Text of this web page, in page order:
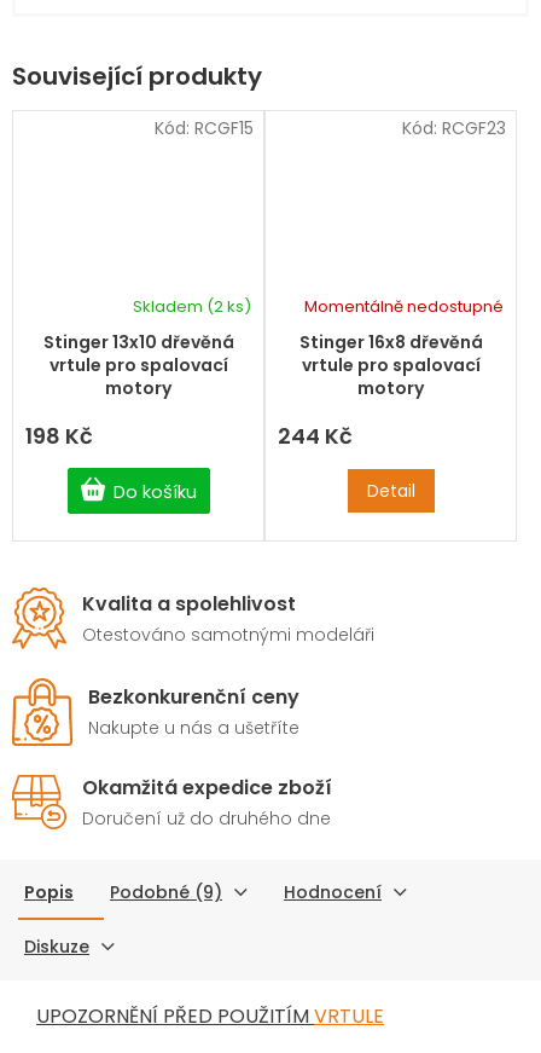
Související produkty
Stinger 13x10 dřevěná
vrtule pro spalovací
motory
Skladem (2 ks)
198 Kč
Do košíku
Kód: RCGF15
Stinger 16x8 dřevěná
vrtule pro spalovací
motory
Momentálně nedostupné
244 Kč
Detail
Kód: RCGF23
Kvalita a spolehlivost
Otestováno samotnými modeláři
Bezkonkurenční ceny
Nakupte u nás a ušetříte
Okamžitá expedice zboží
Doručení už do druhého dne
Popis Podobné (9) Hodnocení
Diskuze
UPOZORNĚNÍ PŘED POUŽITÍMVRTULE